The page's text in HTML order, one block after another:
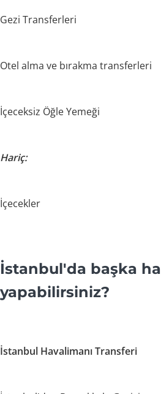
Gezi Transferleri
Otel alma ve bırakma transferleri
İçeceksiz Öğle Yemeği
Hariç:
İçecekler
İstanbul'da başka
yapabilirsiniz?
İstanbul Havalimanı Transferi